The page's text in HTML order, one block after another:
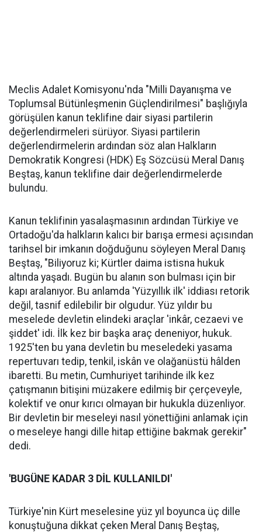
Meclis Adalet Komisyonu'nda "Milli Dayanışma ve
Toplumsal Bütünleşmenin Güçlendirilmesi" başlığıyla
görüşülen kanun teklifine dair siyasi partilerin
değerlendirmeleri sürüyor. Siyasi partilerin
değerlendirmelerin ardından söz alan Halkların
Demokratik Kongresi (HDK) Eş Sözcüsü Meral Danış
Beştaş, kanun teklifine dair değerlendirmelerde
bulundu.
Kanun teklifinin yasalaşmasının ardından Türkiye ve
Ortadoğu'da halkların kalıcı bir barışa ermesi açısından
tarihsel bir imkanın doğduğunu söyleyen Meral Danış
Beştaş, "Biliyoruz ki; Kürtler daima istisna hukuk
altında yaşadı. Bugün bu alanın son bulması için bir
kapı aralanıyor. Bu anlamda 'Yüzyıllık ilk' iddiası retorik
değil, tasnif edilebilir bir olgudur. Yüz yıldır bu
meselede devletin elindeki araçlar 'inkâr, cezaevi ve
şiddet' idi. İlk kez bir başka araç deneniyor, hukuk.
1925'ten bu yana devletin bu meseledeki yasama
repertuvarı tedip, tenkil, iskân ve olağanüstü hâlden
ibaretti. Bu metin, Cumhuriyet tarihinde ilk kez
çatışmanın bitişini müzakere edilmiş bir çerçeveyle,
kolektif ve onur kırıcı olmayan bir hukukla düzenliyor.
Bir devletin bir meseleyi nasıl yönettiğini anlamak için
o meseleye hangi dille hitap ettiğine bakmak gerekir"
dedi.
'BUGÜNE KADAR 3 DİL KULLANILDI'
Türkiye'nin Kürt meselesine yüz yıl boyunca üç dille
konuştuğuna dikkat çeken Meral Danış Beştaş,